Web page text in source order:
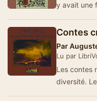
y avait une
Contes
Par
Lu par
Les contes
diversité.